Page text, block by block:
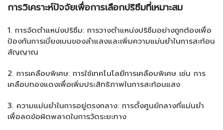
การวิเคราะห์ปัจจัยเพื่อการเลือกปริซึมที่เหมาะสม
1. การจัดตำแหน่งปริซึม: การวางตำแหน่งปริซึมอย่างถูกต้องเพื่อ
ป้องกันการเบี่ยงเบนของลำแสงและเพิ่มความแม่นยำในการสะท้อน
สัญญาณ
2. การเคลือบพิเศษ: การใช้เทคโนโลยีการเคลือบพิเศษ เช่น การ
เคลือบทองแดงเพื่อเพิ่มประสิทธิภาพในการสะท้อนแสง
3. ความแม่นยำในการอยู่ตรงกลาง: การตั้งศูนย์กลางที่แม่นยำ
เพื่อลดข้อผิดพลาดในการวัดระยะทาง